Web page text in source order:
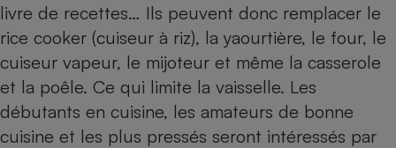
livre de recettes… Ils peuvent donc remplacer le
rice cooker (cuiseur à riz), la yaourtière, le four, le
cuiseur vapeur, le mijoteur et même la casserole
et la poêle. Ce qui limite la vaisselle. Les
débutants en cuisine, les amateurs de bonne
cuisine et les plus pressés seront intéressés par
Climatiseur -
Ventilateur